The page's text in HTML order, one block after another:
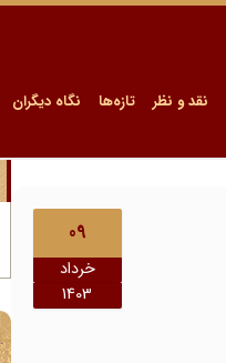
نقد و نظر تازه‌ها نگاه دیگران
09
خرداد
1403